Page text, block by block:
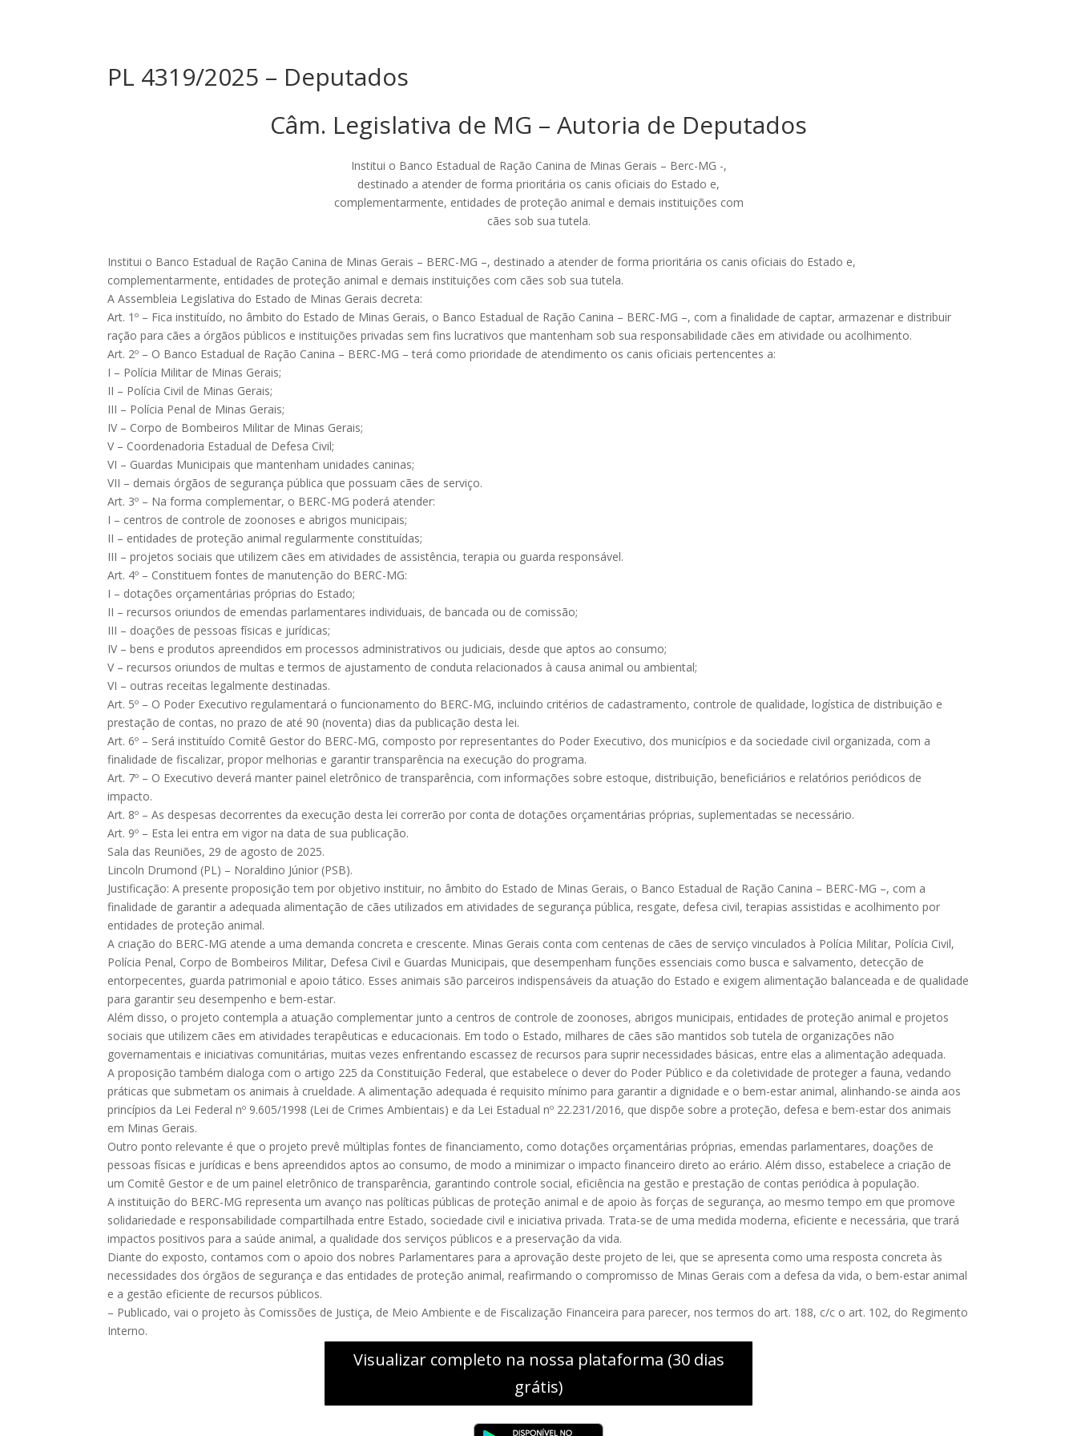
PL 4319/2025 – Deputados
Câm. Legislativa de MG – Autoria de Deputados
Institui o Banco Estadual de Ração Canina de Minas Gerais – Berc-MG -,
destinado a atender de forma prioritária os canis oficiais do Estado e,
complementarmente, entidades de proteção animal e demais instituições com
cães sob sua tutela.
Institui o Banco Estadual de Ração Canina de Minas Gerais – BERC-MG –, destinado a atender de forma prioritária os canis oficiais do Estado e,
complementarmente, entidades de proteção animal e demais instituições com cães sob sua tutela.
A Assembleia Legislativa do Estado de Minas Gerais decreta:
Art. 1º – Fica instituído, no âmbito do Estado de Minas Gerais, o Banco Estadual de Ração Canina – BERC-MG –, com a finalidade de captar, armazenar e distribuir
ração para cães a órgãos públicos e instituições privadas sem fins lucrativos que mantenham sob sua responsabilidade cães em atividade ou acolhimento.
Art. 2º – O Banco Estadual de Ração Canina – BERC-MG – terá como prioridade de atendimento os canis oficiais pertencentes a:
I – Polícia Militar de Minas Gerais;
II – Polícia Civil de Minas Gerais;
III – Polícia Penal de Minas Gerais;
IV – Corpo de Bombeiros Militar de Minas Gerais;
V – Coordenadoria Estadual de Defesa Civil;
VI – Guardas Municipais que mantenham unidades caninas;
VII – demais órgãos de segurança pública que possuam cães de serviço.
Art. 3º – Na forma complementar, o BERC-MG poderá atender:
I – centros de controle de zoonoses e abrigos municipais;
II – entidades de proteção animal regularmente constituídas;
III – projetos sociais que utilizem cães em atividades de assistência, terapia ou guarda responsável.
Art. 4º – Constituem fontes de manutenção do BERC-MG:
I – dotações orçamentárias próprias do Estado;
II – recursos oriundos de emendas parlamentares individuais, de bancada ou de comissão;
III – doações de pessoas físicas e jurídicas;
IV – bens e produtos apreendidos em processos administrativos ou judiciais, desde que aptos ao consumo;
V – recursos oriundos de multas e termos de ajustamento de conduta relacionados à causa animal ou ambiental;
VI – outras receitas legalmente destinadas.
Art. 5º – O Poder Executivo regulamentará o funcionamento do BERC-MG, incluindo critérios de cadastramento, controle de qualidade, logística de distribuição e
prestação de contas, no prazo de até 90 (noventa) dias da publicação desta lei.
Art. 6º – Será instituído Comitê Gestor do BERC-MG, composto por representantes do Poder Executivo, dos municípios e da sociedade civil organizada, com a
finalidade de fiscalizar, propor melhorias e garantir transparência na execução do programa.
Art. 7º – O Executivo deverá manter painel eletrônico de transparência, com informações sobre estoque, distribuição, beneficiários e relatórios periódicos de
impacto.
Art. 8º – As despesas decorrentes da execução desta lei correrão por conta de dotações orçamentárias próprias, suplementadas se necessário.
Art. 9º – Esta lei entra em vigor na data de sua publicação.
Sala das Reuniões, 29 de agosto de 2025.
Lincoln Drumond (PL) – Noraldino Júnior (PSB).
Justificação: A presente proposição tem por objetivo instituir, no âmbito do Estado de Minas Gerais, o Banco Estadual de Ração Canina – BERC-MG –, com a
finalidade de garantir a adequada alimentação de cães utilizados em atividades de segurança pública, resgate, defesa civil, terapias assistidas e acolhimento por
entidades de proteção animal.
A criação do BERC-MG atende a uma demanda concreta e crescente. Minas Gerais conta com centenas de cães de serviço vinculados à Polícia Militar, Polícia Civil,
Polícia Penal, Corpo de Bombeiros Militar, Defesa Civil e Guardas Municipais, que desempenham funções essenciais como busca e salvamento, detecção de
entorpecentes, guarda patrimonial e apoio tático. Esses animais são parceiros indispensáveis da atuação do Estado e exigem alimentação balanceada e de qualidade
para garantir seu desempenho e bem-estar.
Além disso, o projeto contempla a atuação complementar junto a centros de controle de zoonoses, abrigos municipais, entidades de proteção animal e projetos
sociais que utilizem cães em atividades terapêuticas e educacionais. Em todo o Estado, milhares de cães são mantidos sob tutela de organizações não
governamentais e iniciativas comunitárias, muitas vezes enfrentando escassez de recursos para suprir necessidades básicas, entre elas a alimentação adequada.
A proposição também dialoga com o artigo 225 da Constituição Federal, que estabelece o dever do Poder Público e da coletividade de proteger a fauna, vedando
práticas que submetam os animais à crueldade. A alimentação adequada é requisito mínimo para garantir a dignidade e o bem-estar animal, alinhando-se ainda aos
princípios da Lei Federal nº 9.605/1998 (Lei de Crimes Ambientais) e da Lei Estadual nº 22.231/2016, que dispõe sobre a proteção, defesa e bem-estar dos animais
em Minas Gerais.
Outro ponto relevante é que o projeto prevê múltiplas fontes de financiamento, como dotações orçamentárias próprias, emendas parlamentares, doações de
pessoas físicas e jurídicas e bens apreendidos aptos ao consumo, de modo a minimizar o impacto financeiro direto ao erário. Além disso, estabelece a criação de
um Comitê Gestor e de um painel eletrônico de transparência, garantindo controle social, eficiência na gestão e prestação de contas periódica à população.
A instituição do BERC-MG representa um avanço nas políticas públicas de proteção animal e de apoio às forças de segurança, ao mesmo tempo em que promove
solidariedade e responsabilidade compartilhada entre Estado, sociedade civil e iniciativa privada. Trata-se de uma medida moderna, eficiente e necessária, que trará
impactos positivos para a saúde animal, a qualidade dos serviços públicos e a preservação da vida.
Diante do exposto, contamos com o apoio dos nobres Parlamentares para a aprovação deste projeto de lei, que se apresenta como uma resposta concreta às
necessidades dos órgãos de segurança e das entidades de proteção animal, reafirmando o compromisso de Minas Gerais com a defesa da vida, o bem-estar animal
e a gestão eficiente de recursos públicos.
– Publicado, vai o projeto às Comissões de Justiça, de Meio Ambiente e de Fiscalização Financeira para parecer, nos termos do art. 188, c/c o art. 102, do Regimento
Interno.
Visualizar completo na nossa plataforma (30 dias
grátis)